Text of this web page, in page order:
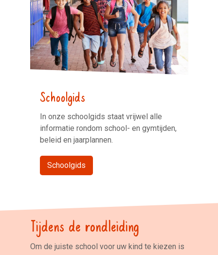
Schoolgids
In onze schoolgids staat vrijwel alle
informatie rondom school- en gymtijden,
beleid en jaarplannen.
Schoolgids
Tijdens de rondleiding
Om de juiste school voor uw kind te kiezen is